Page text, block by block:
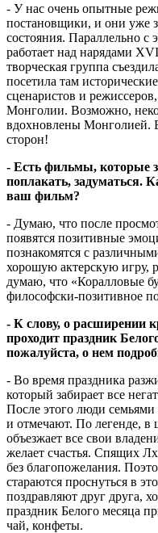
- У нас очень опытные
постановщики, и они уже
состояния. Параллельно с
работает над нарядами
творческая группа
посетила там
сценаристов и
Монголии. Возможно,
вдохновлены Монголией.
сторон!
- Есть фильмы, которые
поплакать, задуматься.
ваш фильм?
- Думаю, что после
появятся позитивные
познакомятся с
хорошую актерскую игру,
думаю, что «Коралловые
философски-позитивное
- К слову, о расширении
проходит праздник
пожалуйста, о нем
- Во время праздника
который забирает все
После этого люди
и отмечают. По легенде, в
объезжает все свои
желает счастья. Спящих
без благопожелания.
стараются проснуться в
поздравляют друг друга,
праздник Белого месяца
чай, конфеты.